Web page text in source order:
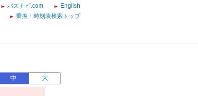
バスナビ.com
English
乗換・時刻表検索トップ
中 大